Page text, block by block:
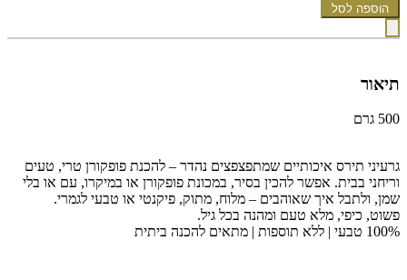
הוספה לסל
תיאור
500 גרם
גרעיני תירס איכותיים שמתפצפצים נהדר – להכנת פופקורן טרי, טעים
וריחני בבית. אפשר להכין בסיר, במכונת פופקורן או במיקרו, עם או בלי
שמן, ולתבל איך שאוהבים – מלוח, מתוק, פיקנטי או טבעי לגמרי.
פשוט, כיפי, מלא טעם ומהנה בכל גיל.
100% טבעי | ללא תוספות | מתאים להכנה ביתית